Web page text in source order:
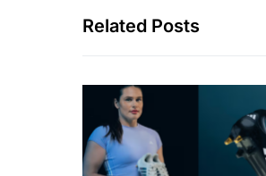
Related Posts